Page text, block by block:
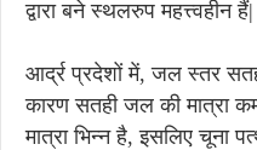
द्वारा बने स्थलरुप महत्त्वहीन हैं|
आर्द्र प्रदेशों में, जल स्तर
कारण सतही जल की मात्रा
मात्रा भिन्न है, इसलिए चूना